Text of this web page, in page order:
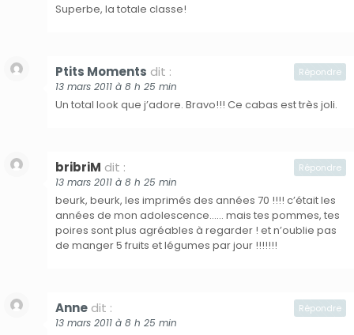
Superbe, la totale classe!
Ptits Moments dit :
13 mars 2011 à 8 h 25 min
Un total look que j’adore. Bravo!!! Ce cabas est très joli.
Répondre
bribriM dit :
13 mars 2011 à 8 h 25 min
beurk, beurk, les imprimés des années 70 !!!! c’était les
années de mon adolescence…… mais tes pommes, tes
poires sont plus agréables à regarder ! et n’oublie pas
de manger 5 fruits et légumes par jour !!!!!!!
Répondre
Anne dit :
13 mars 2011 à 8 h 25 min
Répondre